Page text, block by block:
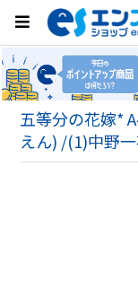
五等分の花嫁*
えん) /(1)中野